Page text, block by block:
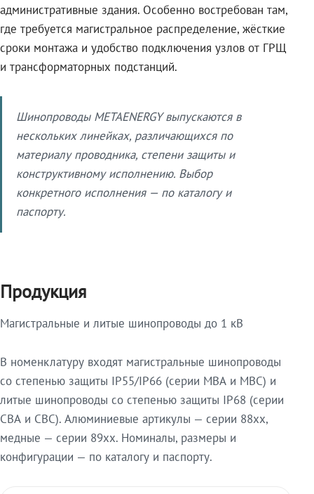
административные здания. Особенно востребован там,
где требуется магистральное распределение, жёсткие
сроки монтажа и удобство подключения узлов от ГРЩ
и трансформаторных подстанций.
Шинопроводы METAENERGY выпускаются в
нескольких линейках, различающихся по
материалу проводника, степени защиты и
конструктивному исполнению. Выбор
конкретного исполнения — по каталогу и
паспорту.
Продукция
Магистральные и литые шинопроводы до 1 кВ
В номенклатуру входят магистральные шинопроводы
со степенью защиты IP55/IP66 (серии МВА и МВС) и
литые шинопроводы со степенью защиты IP68 (серии
СВА и СВС). Алюминиевые артикулы — серии 88xx,
медные — серии 89xx. Номиналы, размеры и
конфигурации — по каталогу и паспорту.